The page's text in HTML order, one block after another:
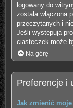
logowany do
została włączona
przeczytanych i
Jeśli występują
ciasteczek może
Na górę
Preferencje i
Jak zmienić